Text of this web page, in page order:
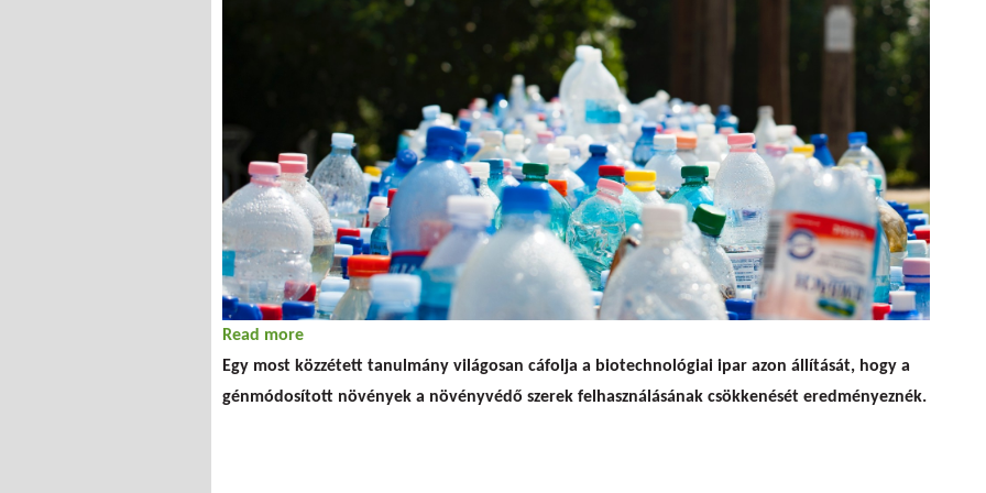
Read more
Egy most közzétett tanulmány világosan cáfolja a biotechnológiai ipar azon állítását, hogy a
génmódosított növények a növényvédő szerek felhasználásának csökkenését eredményeznék.